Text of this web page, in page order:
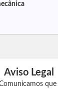
Aviso Legal
que